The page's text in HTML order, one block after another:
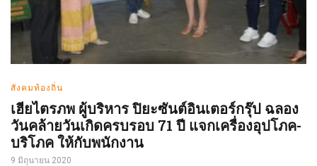
สังคมท้องถิ่น
เฮียไตรภพ ผู้บริหาร ปิยะซันต์อินเตอร์กรุ๊ป ฉลอง
วันคล้ายวันเกิดครบรอบ 71 ปี แจกเครื่องอุปโภค-
บริโภค ให้กับพนักงาน
9 มิถุนายน 2020